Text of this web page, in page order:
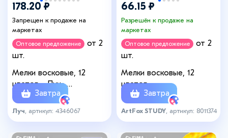
178.20 ₽
Запрещен к продаже на
маркетах
Оптовое предложение
от 2
шт.
Мелки восковые, 12
цветов, «Луч»,
трёхгранные
Завтра
Луч , артикул: 4346067
66.15 ₽
Разрешён к продаже на
маркетах
Оптовое предложение
от 2
шт.
Мелки восковые, 12
цветов
Завтра
ArtFox STUDY , артикул: 8011374